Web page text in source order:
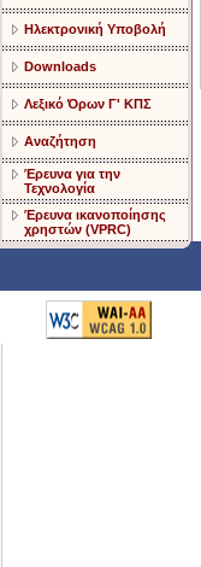
Ηλεκτρονική Υποβολή
Downloads
Λεξικό Όρων Γ' ΚΠΣ
Αναζήτηση
Έρευνα για την
Τεχνολογία
Έρευνα ικανοποίησης
χρηστών (VPRC)